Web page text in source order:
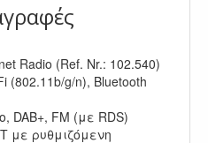
Radio (Ref. Nr.: 102.540)
(802.11b/g/n), Bluetooth
DAB+, FM (με RDS)
με ρυθμιζόμενη